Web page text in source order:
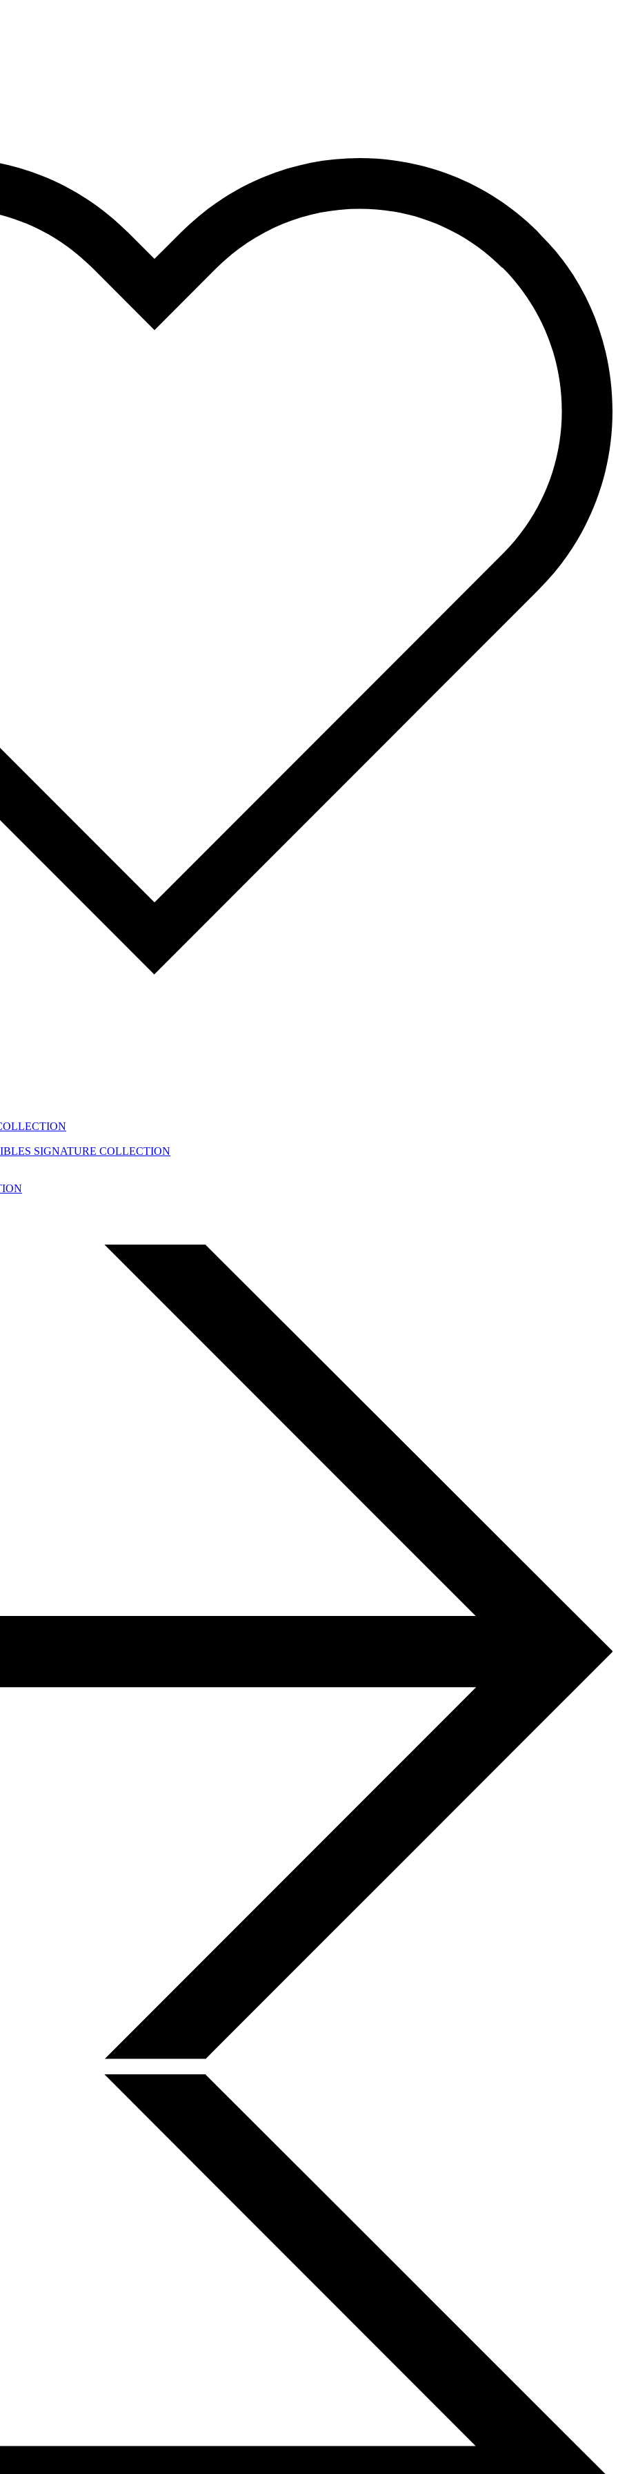
SIGNATURE COLLECTION